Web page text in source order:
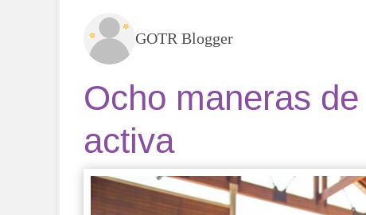
GOTR Blogger
Ocho maneras
activa